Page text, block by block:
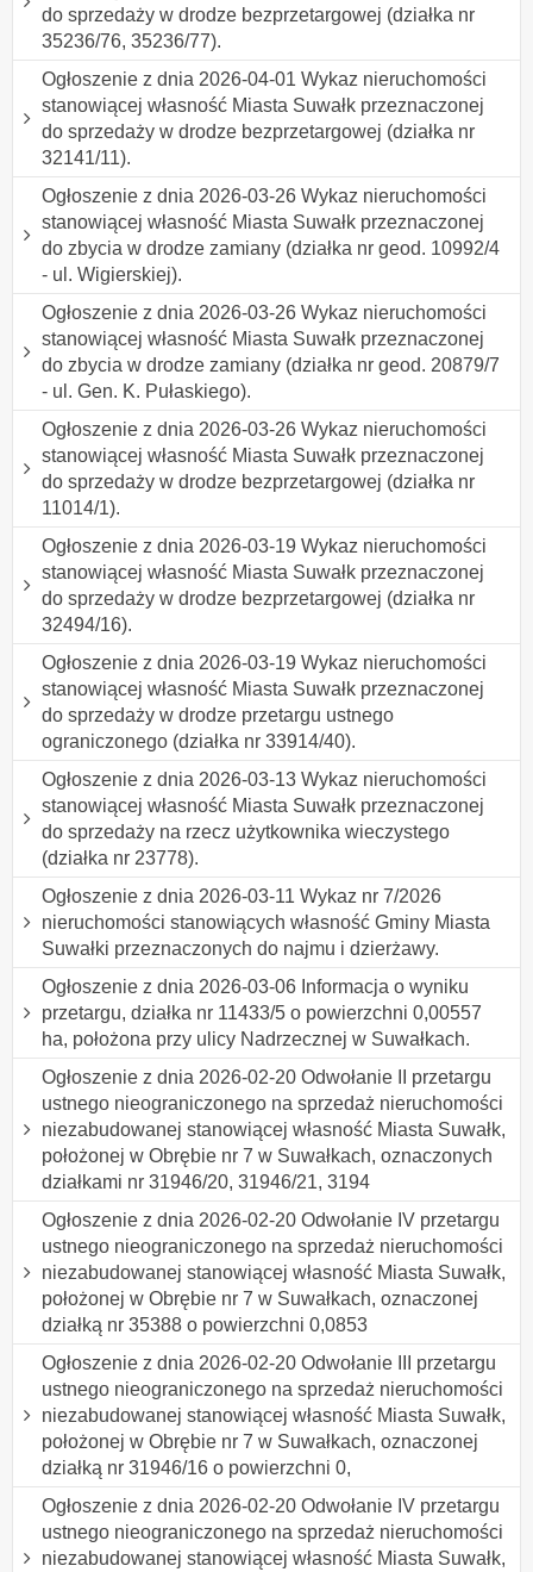
do sprzedaży w drodze bezprzetargowej (działka nr
35236/76, 35236/77).
Ogłoszenie z dnia 2026-04-01 Wykaz nieruchomości
stanowiącej własność Miasta Suwałk przeznaczonej
do sprzedaży w drodze bezprzetargowej (działka nr
32141/11).
Ogłoszenie z dnia 2026-03-26 Wykaz nieruchomości
stanowiącej własność Miasta Suwałk przeznaczonej
do zbycia w drodze zamiany (działka nr geod. 10992/4
- ul. Wigierskiej).
Ogłoszenie z dnia 2026-03-26 Wykaz nieruchomości
stanowiącej własność Miasta Suwałk przeznaczonej
do zbycia w drodze zamiany (działka nr geod. 20879/7
- ul. Gen. K. Pułaskiego).
Ogłoszenie z dnia 2026-03-26 Wykaz nieruchomości
stanowiącej własność Miasta Suwałk przeznaczonej
do sprzedaży w drodze bezprzetargowej (działka nr
11014/1).
Ogłoszenie z dnia 2026-03-19 Wykaz nieruchomości
stanowiącej własność Miasta Suwałk przeznaczonej
do sprzedaży w drodze bezprzetargowej (działka nr
32494/16).
Ogłoszenie z dnia 2026-03-19 Wykaz nieruchomości
stanowiącej własność Miasta Suwałk przeznaczonej
do sprzedaży w drodze przetargu ustnego
ograniczonego (działka nr 33914/40).
Ogłoszenie z dnia 2026-03-13 Wykaz nieruchomości
stanowiącej własność Miasta Suwałk przeznaczonej
do sprzedaży na rzecz użytkownika wieczystego
(działka nr 23778).
Ogłoszenie z dnia 2026-03-11 Wykaz nr 7/2026
nieruchomości stanowiących własność Gminy Miasta
Suwałki przeznaczonych do najmu i dzierżawy.
Ogłoszenie z dnia 2026-03-06 Informacja o wyniku
przetargu, działka nr 11433/5 o powierzchni 0,00557
ha, położona przy ulicy Nadrzecznej w Suwałkach.
Ogłoszenie z dnia 2026-02-20 Odwołanie II przetargu
ustnego nieograniczonego na sprzedaż nieruchomości
niezabudowanej stanowiącej własność Miasta Suwałk,
położonej w Obrębie nr 7 w Suwałkach, oznaczonych
działkami nr 31946/20, 31946/21, 3194
Ogłoszenie z dnia 2026-02-20 Odwołanie IV przetargu
ustnego nieograniczonego na sprzedaż nieruchomości
niezabudowanej stanowiącej własność Miasta Suwałk,
położonej w Obrębie nr 7 w Suwałkach, oznaczonej
działką nr 35388 o powierzchni 0,0853
Ogłoszenie z dnia 2026-02-20 Odwołanie III przetargu
ustnego nieograniczonego na sprzedaż nieruchomości
niezabudowanej stanowiącej własność Miasta Suwałk,
położonej w Obrębie nr 7 w Suwałkach, oznaczonej
działką nr 31946/16 o powierzchni 0,
Ogłoszenie z dnia 2026-02-20 Odwołanie IV przetargu
ustnego nieograniczonego na sprzedaż nieruchomości
niezabudowanej stanowiącej własność Miasta Suwałk,